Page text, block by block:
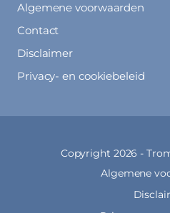
Algemene voorwaarden
Contact
Disclaimer
Privacy- en cookiebeleid
Copyright 2026 -
Algemene